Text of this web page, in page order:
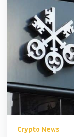
Crypto News